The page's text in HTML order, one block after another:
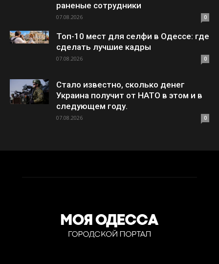
раненые сотрудники
07.08.2026 0
Топ-10 мест для селфи в Одессе: где
сделать лучшие кадры
07.08.2026 0
Стало известно, сколько денег
Украина получит от НАТО в этом и в
следующем году.
07.08.2026 0